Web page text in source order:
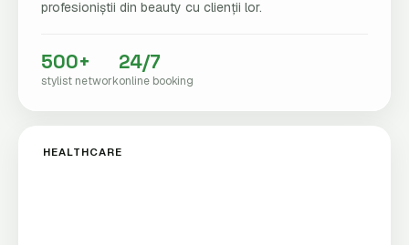
profesioniștii din beauty cu clienții lor.
500+
stylist network
24/7
online booking
HEALTHCARE